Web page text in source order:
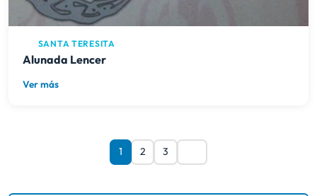
SANTA TERESITA
Alunada Lencer
Ver más
1 2 3